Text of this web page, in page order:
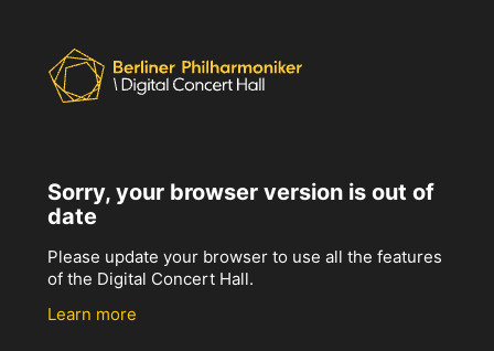
Sorry, your browser version is out of
date
Please update your browser to use all the features
of the Digital Concert Hall.
Learn more